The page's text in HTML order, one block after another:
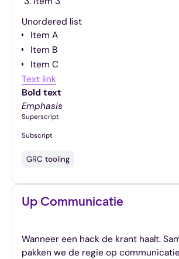
Unordered list
Item A
Item B
Item C
Text link
Bold text
Emphasis
Superscript
Subscript
GRC tooling
Up Communicatie
Wanneer een hack de krant haalt.
pakken we de regie op